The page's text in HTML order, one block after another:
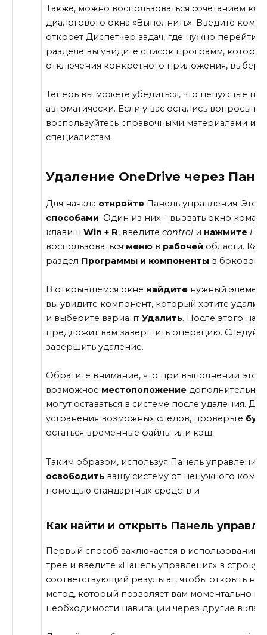
Также, можно воспользоваться сочетанием
диалогового окна «Выполнить». Введите
откроет Диспетчер задач, где нужно перейти
разделе вы увидите список программ,
отключения конкретного приложения,
Теперь вы можете убедиться, что ненужные
автоматически. Если у вас остались вопросы
воспользуйтесь справочными материалами
специалистам.
Удаление OneDrive через
Для начала откройте Панель управления. Это
способами. Один из них – вызвать окно
клавишWin + R, введитеcontrol и нажмите
воспользоваться меню в рабочей области.
раздел Программы и компоненты в боковом
В открывшемся окне найдите нужный
вы увидите компонент, который хотите
и выберите вариантУдалить. После этого
предложит вам завершить операцию.
завершить удаление.
Обратите внимание, что при выполнении
возможное местоположение
могут оставаться в системе после удаления.
устранения возможных следов, проверьте
остаться временные файлы или кэш.
Таким образом, используя Панель
освободить вашу систему от ненужного
помощью стандартных средств и
Как найти и открыть Панель
Первый способ заключается в использовании
трее и введите «Панель управления» в строку
соответствующий результат, чтобы открыть
метод, который позволяет вам моментально
необходимости навигации через другие